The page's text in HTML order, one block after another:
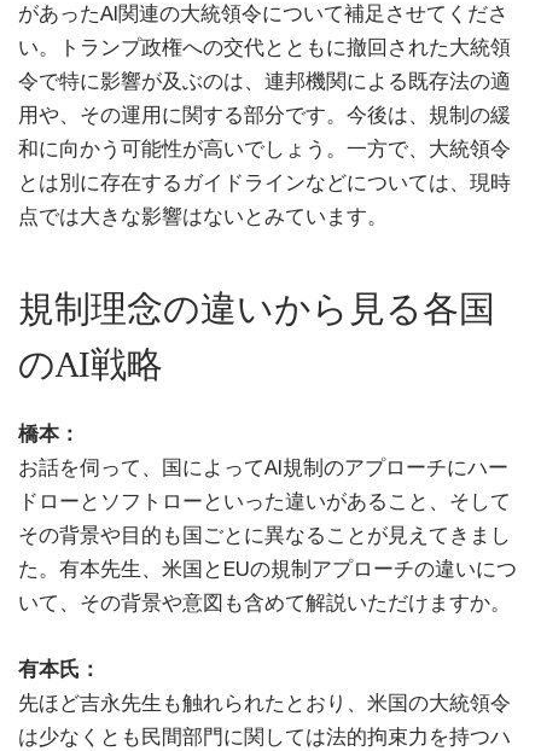
があったAI関連の大統領令について補足させてくださ
い。トランプ政権への交代とともに撤回された大統領
令で特に影響が及ぶのは、連邦機関による既存法の適
用や、その運用に関する部分です。今後は、規制の緩
和に向かう可能性が高いでしょう。一方で、大統領令
とは別に存在するガイドラインなどについては、現時
点では大きな影響はないとみています。
規制理念の違いから見る各国
のAI戦略
橋本：
お話を伺って、国によってAI規制のアプローチにハー
ドローとソフトローといった違いがあること、そして
その背景や目的も国ごとに異なることが見えてきまし
た。有本先生、米国とEUの規制アプローチの違いにつ
いて、その背景や意図も含めて解説いただけますか。
有本氏：
先ほど吉永先生も触れられたとおり、米国の大統領令
は少なくとも民間部門に関しては法的拘束力を持つハ